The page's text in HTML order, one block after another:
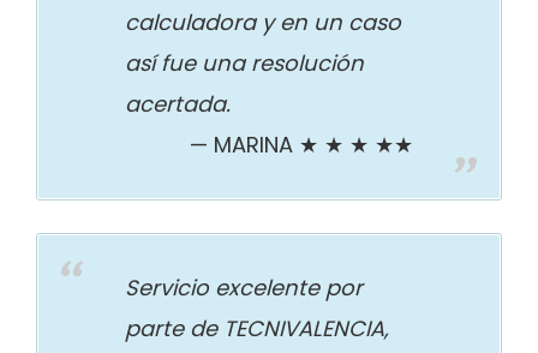
calculadora y en un caso
así fue una resolución
acertada.
MARINA ★ ★ ★ ★★
Servicio excelente por
parte de TECNIVALENCIA,